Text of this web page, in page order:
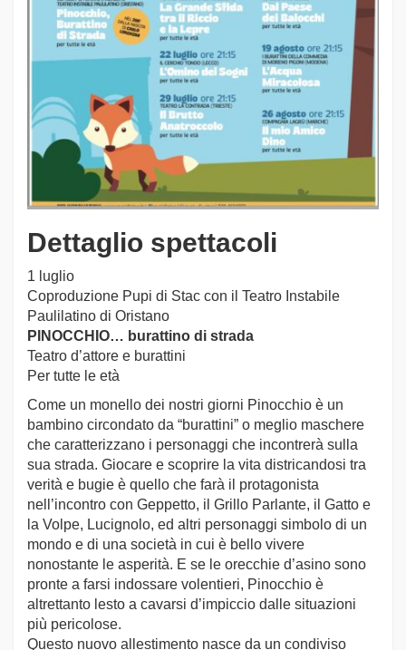
Dettaglio spettacoli
1 luglio
Coproduzione Pupi di Stac con il Teatro Instabile
Paulilatino di Oristano
PINOCCHIO… burattino di strada
Teatro d’attore e burattini
Per tutte le età
Come un monello dei nostri giorni Pinocchio è un
bambino circondato da “burattini” o meglio maschere
che caratterizzano i personaggi che incontrerà sulla
sua strada. Giocare e scoprire la vita districandosi tra
verità e bugie è quello che farà il protagonista
nell’incontro con Geppetto, il Grillo Parlante, il Gatto e
la Volpe, Lucignolo, ed altri personaggi simbolo di un
mondo e di una società in cui è bello vivere
nonostante le asperità. E se le orecchie d’asino sono
pronte a farsi indossare volentieri, Pinocchio è
altrettanto lesto a cavarsi d’impiccio dalle situazioni
più pericolose.
Questo nuovo allestimento nasce da un condiviso